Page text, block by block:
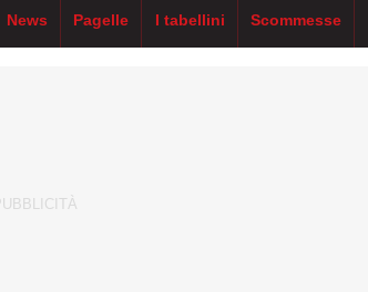
News Pagelle I tabellini Scommesse